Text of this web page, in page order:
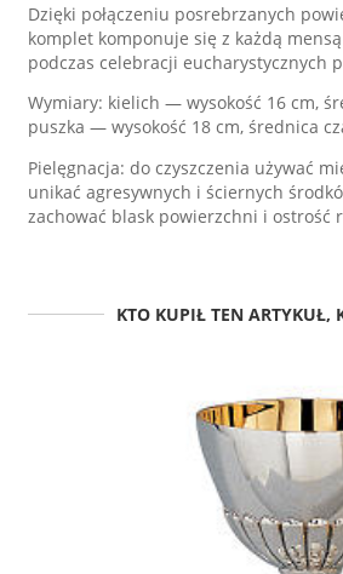
Dzięki połączeniu posrebrzanych
komplet komponuje się z każdą
podczas celebracji eucharystycznych
Wymiary: kielich — wysokość 16 cm,
puszka — wysokość 18 cm, średnica
Pielęgnacja: do czyszczenia używać
unikać agresywnych i ściernych
zachować blask powierzchni i ostrość
KTO KUPIŁ TEN ARTYKUŁ,